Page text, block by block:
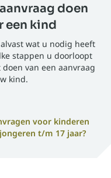
doen
een kind
wat u nodig heeft
stappen u doorloopt
van een aanvraag
kind.
voor kinderen
t/m 17 jaar?